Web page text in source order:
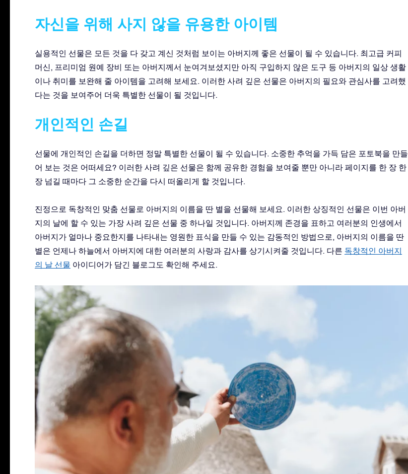
자신을 위해 사지 않을 유용한 아이템
실용적인 선물은 모든 것을 다 갖고 계신 것처럼 보이는 아버지께 좋은 선물이 될 수 있습니다. 최고급 커피
머신, 프리미엄 원예 장비 또는 아버지께서 눈여겨보셨지만 아직 구입하지 않은 도구 등 아버지의 일상 생활
이나 취미를 보완해 줄 아이템을 고려해 보세요. 이러한 사려 깊은 선물은 아버지의 필요와 관심사를 고려했
다는 것을 보여주어 더욱 특별한 선물이 될 것입니다.
개인적인 손길
선물에 개인적인 손길을 더하면 정말 특별한 선물이 될 수 있습니다. 소중한 추억을 가득 담은 포토북을 만들
어 보는 것은 어떠세요? 이러한 사려 깊은 선물은 함께 공유한 경험을 보여줄 뿐만 아니라 페이지를 한 장 한
장 넘길 때마다 그 소중한 순간을 다시 떠올리게 할 것입니다.
진정으로 독창적인 맞춤 선물로 아버지의 이름을 딴 별을 선물해 보세요. 이러한 상징적인 선물은 이번 아버
지의 날에 할 수 있는 가장 사려 깊은 선물 중 하나일 것입니다. 아버지께 존경을 표하고 여러분의 인생에서
아버지가 얼마나 중요한지를 나타내는 영원한 표식을 만들 수 있는 감동적인 방법으로, 아버지의 이름을 딴
별은 언제나 하늘에서 아버지에 대한 여러분의 사랑과 감사를 상기시켜줄 것입니다. 다른 독창적인 아버지
의 날 선물 아이디어가 담긴 블로그도 확인해 주세요.